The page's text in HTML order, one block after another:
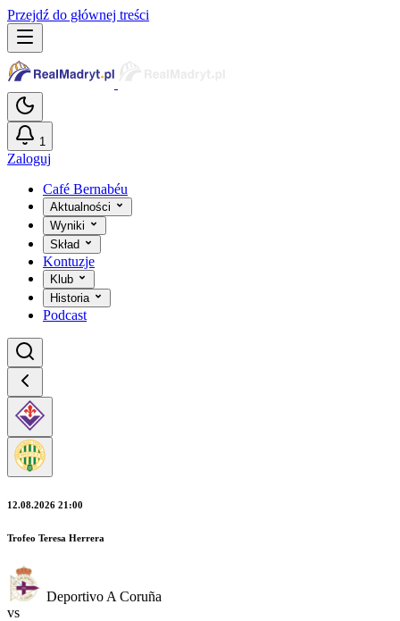
Przejdź do głównej treści
1
Zaloguj
Café Bernabéu
Aktualności
Wyniki
Skład
Kontuzje
Klub
Historia
Podcast
12.08.2026 21:00
Trofeo Teresa Herrera
Deportivo A Coruña
vs